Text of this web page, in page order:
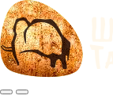
МенюИнфо